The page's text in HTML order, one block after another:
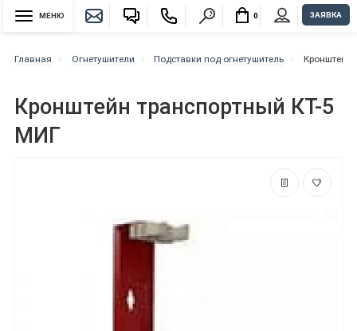
МЕНЮ 0 ЗАЯВКА
Главная Огнетушители Подставки под огнетушитель Кронштейн
Кронштейн транспортный КТ-5
МИГ